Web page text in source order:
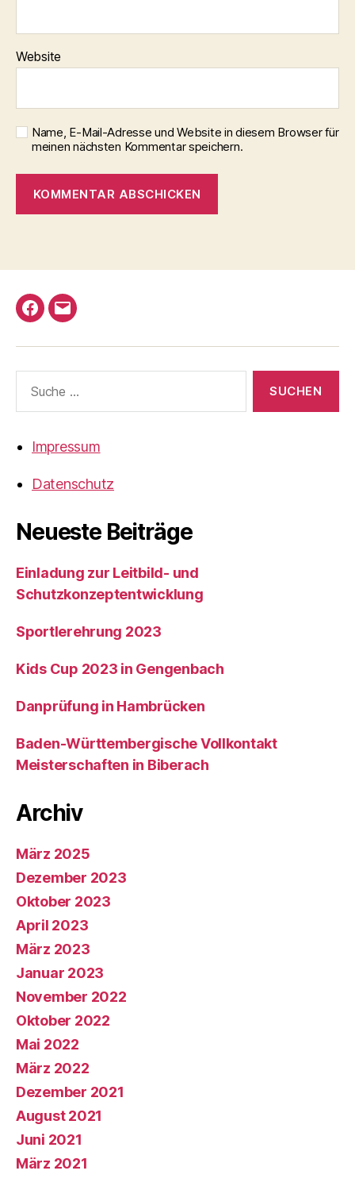
Website
Name, E-Mail-Adresse und Website in diesem Browser für
meinen nächsten Kommentar speichern.
t
r
n
t
:
ArmareEmail
nach:
Impressum
Datenschutz
Neueste Beiträge
Einladung zur Leitbild- und
Schutzkonzeptentwicklung
Sportlerehrung 2023
Kids Cup 2023 in Gengenbach
Danprüfung in Hambrücken
Baden-Württembergische Vollkontakt
Meisterschaften in Biberach
Archiv
März 2025
Dezember 2023
Oktober 2023
April 2023
März 2023
Januar 2023
November 2022
Oktober 2022
Mai 2022
März 2022
Dezember 2021
August 2021
Juni 2021
März 2021